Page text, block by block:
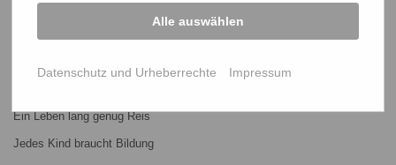
Über uns
Mitmachen
PROJEKTE
Ein Leben lang genug Reis
Jedes Kind braucht Bildung
Alle auswählen
Datenschutz und Urheberrechte Impressum